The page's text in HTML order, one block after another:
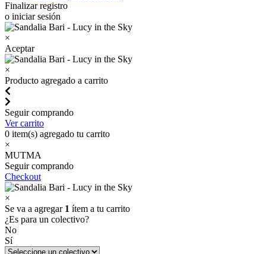
Finalizar registro
o iniciar sesión
×
Aceptar
×
Producto agregado a carrito
Seguir comprando
Ver carrito
0 item(s) agregado tu carrito
×
MUTMA
Seguir comprando
Checkout
×
Se va a agregar 1 ítem a tu carrito
¿Es para un colectivo?
No
Sí